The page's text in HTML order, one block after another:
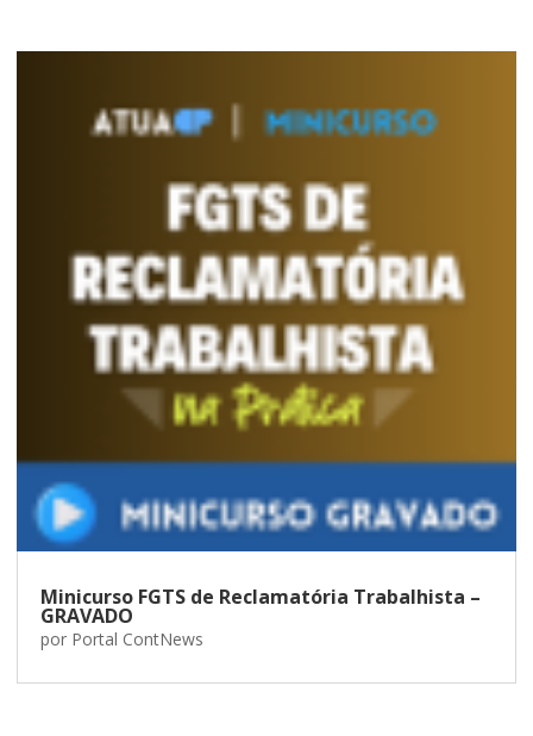
Minicurso FGTS de Reclamatória Trabalhista –
GRAVADO
por Portal ContNews